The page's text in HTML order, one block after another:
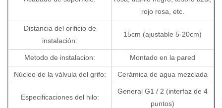
rojo rosa, etc.
Distancia del orificio de
instalación:
15cm (ajustable 5-20cm)
Metodo de instalacion: Montado en la pared
Núcleo de la válvula del grifo: Cerámica de agua mezclada
Especificaciones del hilo:
General G1 / 2 (interfaz de 4
puntos)